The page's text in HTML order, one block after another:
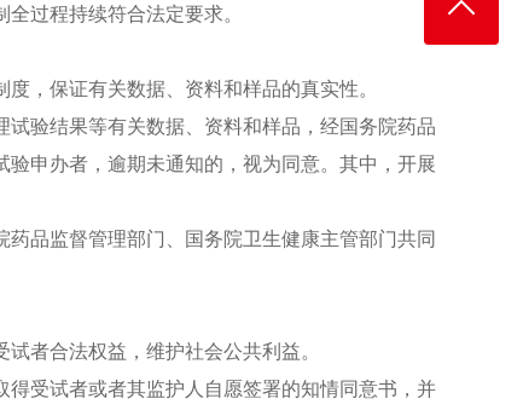
过程持续符合法定要求。
保证有关数据、资料和样品的真实性。
验结果等有关数据、资料和样品，经国务院药品
申办者，逾期未通知的，视为同意。其中，开展
品监督管理部门、国务院卫生健康主管部门共同
者合法权益，维护社会公共利益。
受试者或者其监护人自愿签署的知情同意书，并